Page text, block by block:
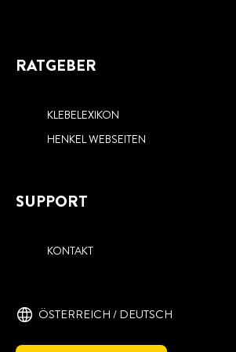
RATGEBER
KLEBELEXIKON
HENKEL WEBSEITEN
SUPPORT
KONTAKT
ÖSTERREICH / DEUTSCH